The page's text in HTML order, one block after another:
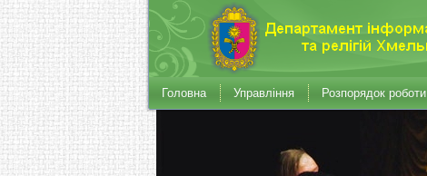
Головна Управління Розпорядок роботи